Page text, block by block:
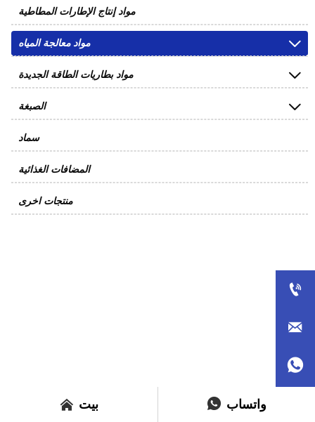
مواد إنتاج الإطارات المطاطية
مواد معالجة المياه 
مواد بطاريات الطاقة الجديدة 
الصبغة 
سماد
المضافات الغذائية
منتجات اخرى
 بيت  واتساب


